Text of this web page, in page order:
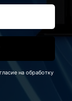
на обработку